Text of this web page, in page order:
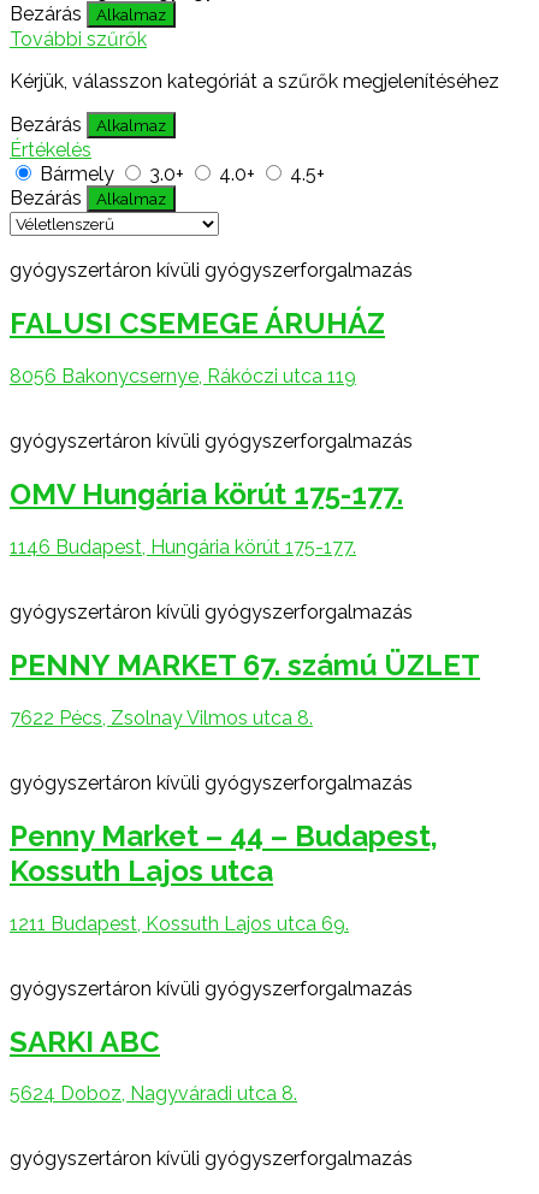
Bezárás
Alkalmaz
További szűrők
Kérjük, válasszon kategóriát a szűrők megjelenítéséhez
Bezárás
Alkalmaz
Értékelés
Bármely
3.0+ 4.0+
4.5+
Bezárás
Alkalmaz
gyógyszertáron kívüli gyógyszerforgalmazás
FALUSI CSEMEGE ÁRUHÁZ
8056 Bakonycsernye, Rákóczi utca 119
gyógyszertáron kívüli gyógyszerforgalmazás
OMV Hungária körút 175-177.
1146 Budapest, Hungária körút 175-177.
gyógyszertáron kívüli gyógyszerforgalmazás
PENNY MARKET 67. számú ÜZLET
7622 Pécs, Zsolnay Vilmos utca 8.
gyógyszertáron kívüli gyógyszerforgalmazás
Penny Market – 44 – Budapest,
Kossuth Lajos utca
1211 Budapest, Kossuth Lajos utca 69.
gyógyszertáron kívüli gyógyszerforgalmazás
SARKI ABC
5624 Doboz, Nagyváradi utca 8.
gyógyszertáron kívüli gyógyszerforgalmazás